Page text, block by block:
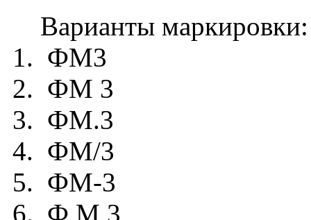
Варианты маркировки:
1. ФМ3
2. ФМ 3
3. ФМ.3
4. ФМ/3
5. ФМ-3
6. Ф М 3